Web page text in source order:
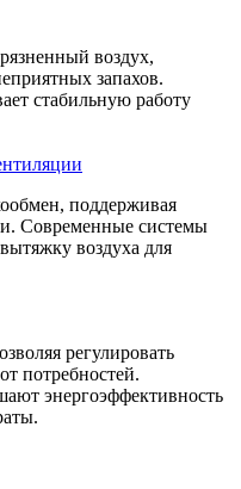
воздух,
запахов.
стабильную работу
поддерживая
Современные системы
воздуха для
регулировать
потребностей.
энергоэффективность